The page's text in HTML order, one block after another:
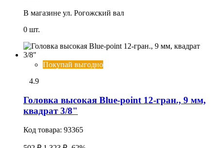
В магазине ул. Рогожский вал
0 шт.
Покупай выгодно
4.9
Головка высокая Blue-point 12-гран., 9 мм,
квадрат 3/8"
Код товара: 93365